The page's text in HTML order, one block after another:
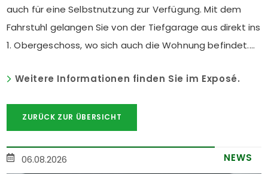
auch für eine Selbstnutzung zur Verfügung. Mit dem
Fahrstuhl gelangen Sie von der Tiefgarage aus direkt ins
1. Obergeschoss, wo sich auch die Wohnung befindet....
Weitere Informationen finden Sie im Exposé.
ZURÜCK ZUR ÜBERSICHT
06.08.2026 NEWS